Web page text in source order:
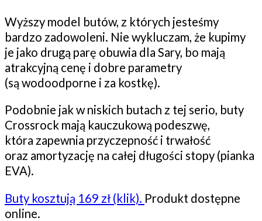
Wyższy model butów, z których jesteśmy
bardzo zadowoleni. Nie wykluczam, że kupimy
je jako drugą parę obuwia dla Sary, bo mają
atrakcyjną cenę i dobre parametry
(są wodoodporne i za kostkę).
Podobnie jak w niskich butach z tej serio, buty
Crossrock mają kauczukową podeszwę,
która zapewnia przyczepność i trwałość
oraz amortyzację na całej długości stopy (pianka
EVA).
Buty kosztują 169 zł (klik). Produkt dostępne
online.